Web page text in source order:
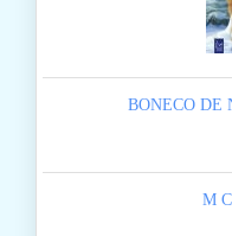
BONECO DE
M